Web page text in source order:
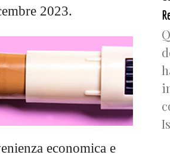
2023.
economica e